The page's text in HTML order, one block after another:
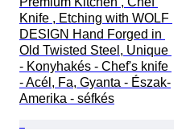
Knife , Etching with WOLF
DESIGN Hand Forged in
Old Twisted Steel, Unique
- Konyhakés - Chef's knife
- Acél, Fa, Gyanta - Észak-
Amerika - séfkés